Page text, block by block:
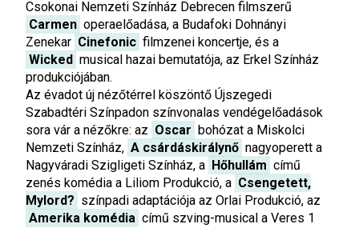
Csokonai Nemzeti Színház Debrecen filmszerű
Carmen operaelőadása, a Budafoki Dohnányi
Zenekar Cinefonic filmzenei koncertje, és a
Wicked musical hazai bemutatója, az Erkel Színház
produkciójában.
Az évadot új nézőtérrel köszöntő Újszegedi
Szabadtéri Színpadon színvonalas vendégelőadások
sora vár a nézőkre: az Oscar bohózat a Miskolci
Nemzeti Színház, A csárdáskirálynő nagyoperett a
Nagyváradi Szigligeti Színház, a Hőhullám című
zenés komédia a Liliom Produkció, a Csengetett,
Mylord? színpadi adaptációja az Orlai Produkció, az
Amerika komédia című szving-musical a Veres 1